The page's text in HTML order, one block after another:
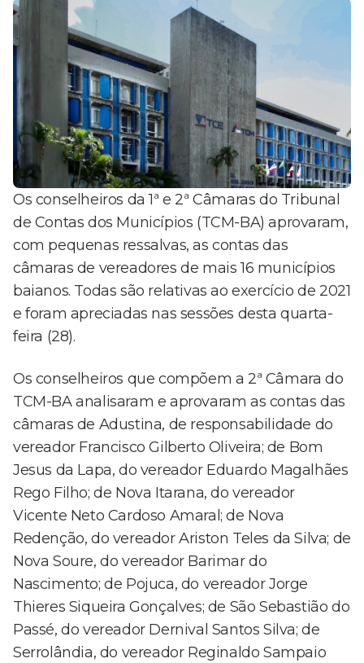
Os conselheiros da 1ª e 2ª Câmaras do Tribunal
de Contas dos Municípios (TCM-BA) aprovaram,
com pequenas ressalvas, as contas das
câmaras de vereadores de mais 16 municípios
baianos. Todas são relativas ao exercício de 2021
e foram apreciadas nas sessões desta quarta-
feira (28).
Os conselheiros que compõem a 2ª Câmara do
TCM-BA analisaram e aprovaram as contas das
câmaras de Adustina, de responsabilidade do
vereador Francisco Gilberto Oliveira; de Bom
Jesus da Lapa, do vereador Eduardo Magalhães
Rego Filho; de Nova Itarana, do vereador
Vicente Neto Cardoso Amaral; de Nova
Redenção, do vereador Ariston Teles da Silva; de
Nova Soure, do vereador Barimar do
Nascimento; de Pojuca, do vereador Jorge
Thieres Siqueira Gonçalves; de São Sebastião do
Passé, do vereador Dernival Santos Silva; de
Serrolândia, do vereador Reginaldo Sampaio